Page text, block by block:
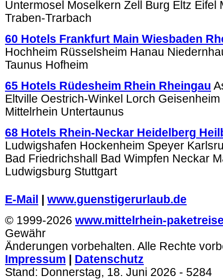
Untermosel Moselkern Zell Burg Eltz Eifel
Traben-Trarbach
60 Hotels Frankfurt Main Wiesbaden
Hochheim Rüsselsheim Hanau
Taunus Hofheim
65 Hotels Rüdesheim Rhein Rheingau
Eltville Oestrich-Winkel Lorch Geisenheim
Mittelrhein Untertaunus
68 Hotels Rhein-Neckar Heidelberg
Ludwigshafen Hockenheim Speyer
Bad Friedrichshall Bad Wimpfen Neckar
Ludwigsburg Stuttgart
E-Mail
www.guenstigerurlaub.de
© 1999-2026 www.mittelrhein-
Gewähr
Änderungen vorbehalten. Alle Rechte
Impressum
Datenschutz
Stand: Donnerstag, 18. Juni 2026 - 5284